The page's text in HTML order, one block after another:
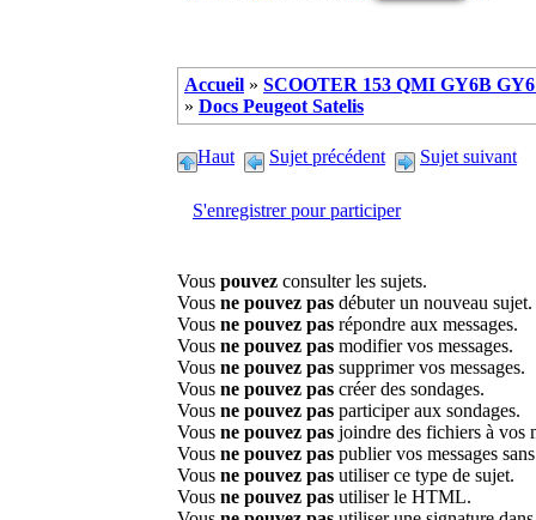
Accueil » SCOOTER 153 QMI GY6B
» Docs Peugeot Satelis
Haut Sujet précédent Sujet suivant
S'enregistrer pour participer
Vous pouvez consulter les sujets.
Vous ne pouvez pas débuter un nouveau sujet.
Vous ne pouvez pas répondre aux messages.
Vous ne pouvez pas modifier vos messages.
Vous ne pouvez pas supprimer vos messages.
Vous ne pouvez pas créer des sondages.
Vous ne pouvez pas participer aux sondages.
Vous ne pouvez pas joindre des fichiers à vos
Vous ne pouvez pas publier vos messages
Vous ne pouvez pas utiliser ce type de sujet.
Vous ne pouvez pas utiliser le HTML.